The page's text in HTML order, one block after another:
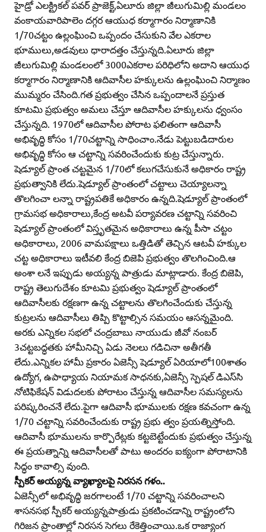
హైడ్రో ఎలక్ట్రికల్‌ పవర్‌ ప్రాజెక్ట్‌,ఏలూరు జిల్లా జీలుగుమిల్లి మండలం
వంకాయవారిపాలెం దగ్గర ఆయుధ కర్మాగారం నిర్మాణానికి
1/70చట్టం ఉల్లంఘించి ఒప్పందం చేసుకుని వేల ఎకరాల
భూములు,అడవులు ధారాదత్తం చేస్తున్నది.ఏలూరు జిల్లా
జీలుగుమిల్లి మండలంలో 3000ఎకరాల పరిధిలోని అదాని ఆయుధ
కర్మాగారం నిర్మాణానికి ఆదివాసీల హక్కులను ఉల్లంఘించి నిర్మాణం
ముమ్మరం చేసింది.గత ప్రభుత్వం చేసిన ఒప్పందాలనే ప్రస్తుత
కూటమి ప్రభుత్వం అమలు చేస్తూ ఆదివాసీల హక్కులను ధ్వంసం
చేస్తున్నది. 1970లో ఆదివాసీల పోరాట ఫలితంగా ఆదివాసీ
అభివృద్ధి కోసం 1/70చట్టాన్ని సాధించాం.నేడు పెట్టుబడిదారుల
అభివృద్ధి కోసం ఆ చట్టాన్ని సవరించేందుకు కుట్ర చేస్తున్నారు.
షెడ్యూల్‌ ప్రాంత చట్టమైన 1/70లో కలుగచేసుకునే అధికారం రాష్ట్ర
ప్రభుత్వానికి లేదు.షెడ్యూల్‌ ప్రాంతంలో చట్టాలు చెయ్యాలన్నా
తొలగించా లన్నా రాష్ట్రపతికే అధికారం ఉన్నది.షెడ్యూల్‌ ప్రాంతంలో
గ్రామసభ అధికారాలు,కేంద్ర అటవీ పర్యావరణ చట్టాన్ని సవరించి
షెడ్యూల్‌ ప్రాంతంలో విస్తృతమైన అధికారాలు ఉన్న పీసా చట్టం
అధికారాలు, 2006 వామపక్షాలు ఒత్తిడితో తెచ్చిన ఆటవీ హక్కుల
చట్ట అధికారాలు ఇటీవలి కేంద్ర బిజెపి ప్రభుత్వం తొలగించింది.ఆ
అంశా లనే ఇప్పుడు అయ్యన్న పాత్రుడు మాట్లాడారు. కేంద్ర బిజెపి,
రాష్ట్ర తెలుగుదేశం కూటమి ప్రభుత్వం షెడ్యూల్‌ ప్రాంతంలో
ఆదివాసీలకు రక్షణగా ఉన్న చట్టాలను తొలగించేందుకు చేస్తున్న
కుట్రలను ఆదివాసీలు తిప్పి కొట్టాల్సిన సమయం ఆసన్నమైంది.
అరకు ఎన్నికల సభలో చంద్రబాబు నాయుడు జీవో నంబర్‌
3చట్టబద్ధతకు హామీనిచ్చి ఏడు నెలలు గడిచినా అతీగతీ
లేదు.ఎన్నికల హామీ ప్రకారం ఏజెన్సీ షెడ్యూల్‌ ఏరియాలో100శాతం
ఉద్యోగ, ఉపాధ్యాయ నియామక సాధనకు,ఏజెన్సీ స్పెషల్‌ డిఎస్‌సి
నోటిఫికేషన్‌ విడుదలకు పోరాటం చేస్తున్న ఆదివాసీల సమస్యలను
పరిష్కరించనే లేదు.పైగా ఆదివాసీ భూములకు రక్షణ కవచంగా ఉన్న
1/70 చట్టాన్ని సవరించేందుకు రాష్ట్ర ప్రభు త్వం ప్రయత్నిస్తోంది.
ఆదివాసీ భూములను కార్పొరేట్లకు కట్టబెట్టేందుకు ప్రభుత్వం చేస్తున్న
ఈ ప్రయత్నాన్ని ఆదివాసీలతో పాటు అందరం ఐక్యంగా పోరాటానికి
సిద్ధం కావాల్సి వుంది.
స్పీకర్‌ అయ్యన్న వ్యాఖ్యాలపై నిరసన గళం..
ఏజెన్సీలో అభివృద్ధి జరగాలంటే 1/70 చట్టాన్ని సవరించాలని
శాసనసభ స్పీకర్‌ అయ్యన్నపాత్రుడు ప్రకటించడాన్ని రాష్ట్రంలోని
గిరిజన ప్రాంతాల్లో నిరసన సెగలు రేకెత్తించాయి.ఒక రాజ్యాంగ